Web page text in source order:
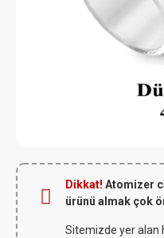
Dikkat! Atomizer
ürünü almak çok
Sitemizde yer alan